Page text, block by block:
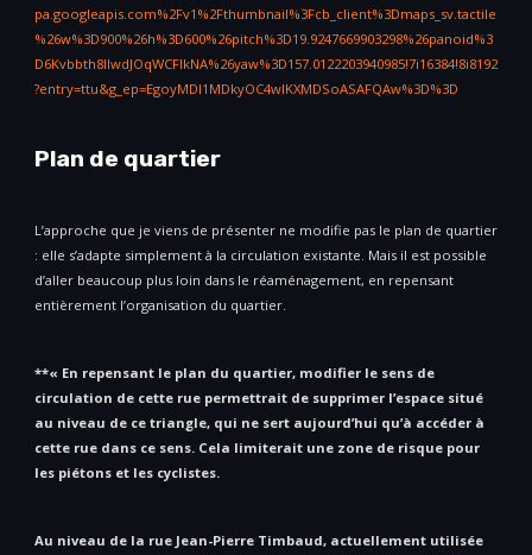
pa.googleapis.com%2Fv1%2Fthumbnail%3Fcb_client%3Dmaps_sv.tactile
%26w%3D900%26h%3D600%26pitch%3D19.9247669903298%26panoid%3
D6Kvbbth8lIwdJOqWCFIkNA%26yaw%3D157.0122203940985!7i16384!8i8192
?entry=ttu&g_ep=EgoyMDI1MDkyOC4wIKXMDSoASAFQAw%3D%3D
Plan de quartier
L’approche que je viens de présenter ne modifie pas le plan de quartier
: elle s’adapte simplement à la circulation existante. Mais il est possible
d’aller beaucoup plus loin dans le réaménagement, en repensant
entièrement l’organisation du quartier.
**« En repensant le plan du quartier, modifier le sens de
circulation de cette rue permettrait de supprimer l’espace situé
au niveau de ce triangle, qui ne sert aujourd’hui qu’à accéder à
cette rue dans ce sens. Cela limiterait une zone de risque pour
les piétons et les cyclistes.
Au niveau de la rue Jean-Pierre Timbaud, actuellement utilisée